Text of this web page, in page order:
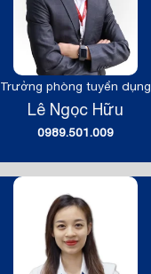
Trưởng phòng tuyển dụng
Lê Ngọc Hữu
0989.501.009